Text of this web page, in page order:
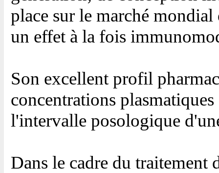
place sur le marché
un effet à la fois
Son excellent profil
concentrations
l'intervalle posologique
Dans le cadre du traitement